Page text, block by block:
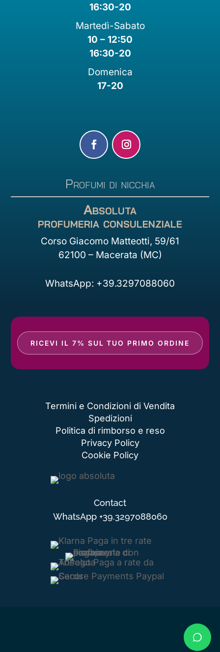
16:30-20
Martedì-Sabato
10 – 12:50
16:30-20
Domenica
17-20
Profumi di nicchia
Absoluta
profumeria consulenziale
Corso Giacomo Matteotti, 59/61
62100 – Macerata (MC)
WhatsApp: +39.3297088060
RICEVI IL 7% SUL TUO PRIMO ORDINE
Termini e Condizioni di Vendita
Spedizioni
Politica di rimborso e reso
Privacy Policy
Cookie Policy
Contact
WhatsApp +39.3297088060